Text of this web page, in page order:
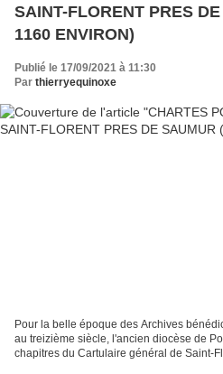
SAINT-FLORENT PRES
1160 ENVIRON)
Publié le 17/09/2021 à 11:30
Par thierryequinoxe
Pour la belle époque des Archives
au treizième siècle, l'ancien diocèse de
chapitres du Cartulaire général de Saint-